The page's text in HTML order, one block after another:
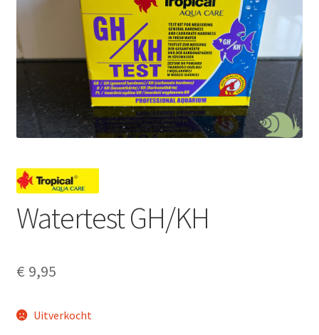
Watertest GH/KH
€ 9,95
Uitverkocht